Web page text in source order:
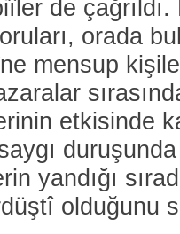
de çağrıldı.
orada
mensup
etkisinde
yandığı
olduğunu